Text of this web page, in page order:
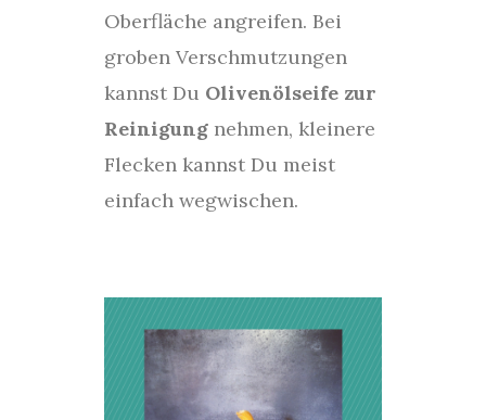
Oberfläche angreifen. Bei
groben Verschmutzungen
kannst Du Olivenölseife zur
Reinigungnehmen, kleinere
Flecken kannst Du meist
einfach wegwischen.